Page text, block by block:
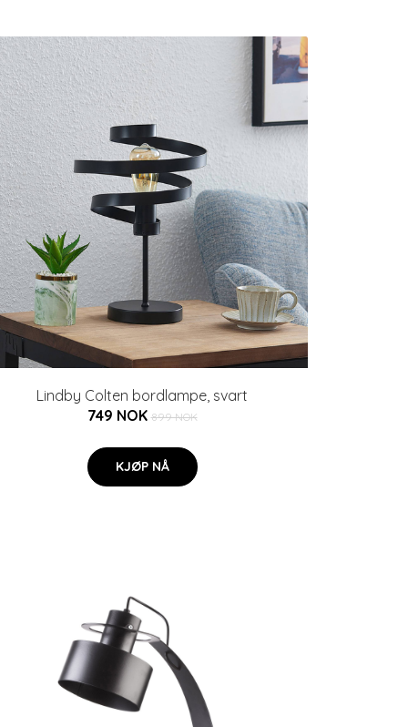
Lindby Colten bordlampe, svart
749 NOK 899 NOK
KJØP NÅ